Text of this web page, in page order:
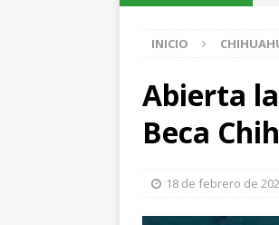
[
INICIO
Abierta
Beca
18 de febrero de